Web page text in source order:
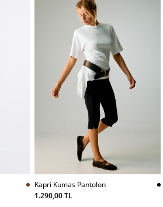
Kapri Kumas Pantolon
1.290,00 TL